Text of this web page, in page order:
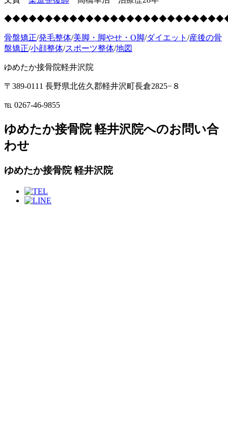
骨盤矯正/発毛整体/美脚・脚やせ・O脚/ダイエット /産後の骨
盤矯正/小顔整体/スポーツ整体/地図
ゆめたか接骨院軽井沢院
〒389-0111 長野県北佐久郡軽井沢町長倉2825−８
℡ 0267-46-9855
ゆめたか接骨院 軽井沢院へのお問い合
わせ
ゆめたか接骨院 軽井沢院